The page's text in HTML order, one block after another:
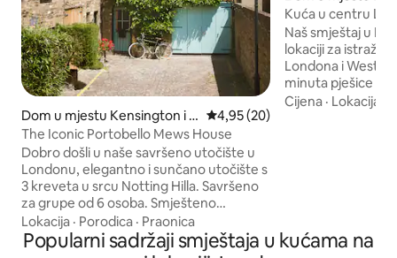
Dom u mjestu Kensington i C
helsea
Prosječna ocjena: 4,95 od 5,
4,95 (20)
The Iconic Portobello Mews House
Dobro došli u naše savršeno utočište u
Londonu, elegantno i sunčano utočište s
3 kreveta u srcu Notting Hilla. Savršeno
za grupe od 6 osoba. Smješteno
nedaleko od svjetski poznate ulice
Portobello Road. Dnevni prostor
otvorenog tipa je preplavljen prirodnim
Lokacija · Porodica · Praonica
Kuća u centru
London Eyea
Naš smještaj u
lokaciji za
Londona i West
minuta pješice
privatni prostor
autobusa i javnih
iznajmljivanje.
Cijena · Lokacija
Popularni sadržaji smještaja u kućama na